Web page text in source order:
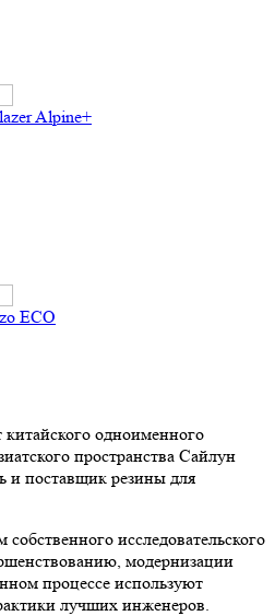
Alpine+
ECO
одноименного
пространства Сайлун
и поставщик резины для
исследовательского
модернизации
процессе используют
лучших инженеров.